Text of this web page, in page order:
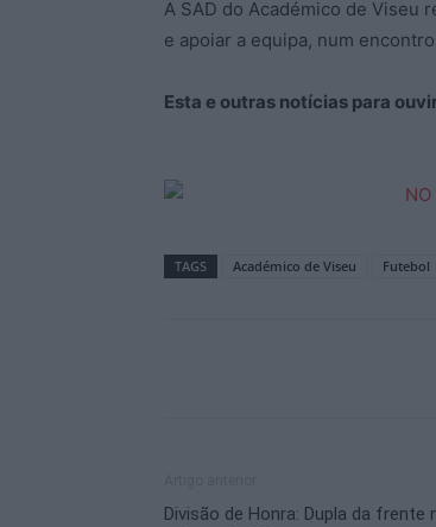
A SAD do Académico de Viseu
e apoiar a equipa, num
Esta e outras notícias para
TAGS Académico de Viseu Futebol
Divisão de Honra: Dupla da frente